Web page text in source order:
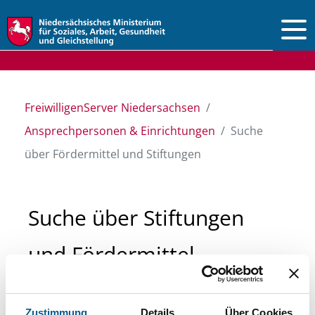
Zustimmung Details Über Cookies
FreiwilligenServer Niedersachsen
Ansprechpersonen & Einrichtungen
Suche
über Fördermittel und Stiftungen
Suche über Stiftungen
und Fördermittel
Sie suchen finanzielle Unterstützung für ein